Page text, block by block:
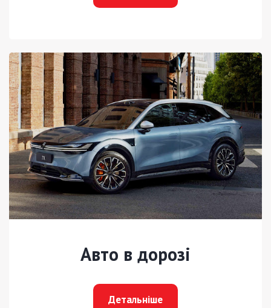
Авто в дорозі
Детальніше